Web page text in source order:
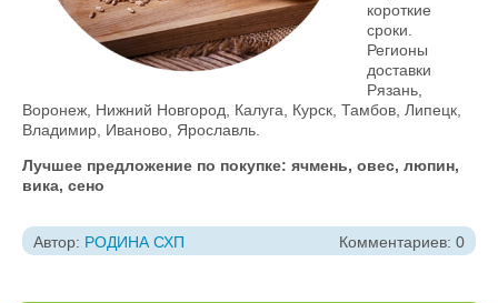
короткие
сроки.
Регионы
доставки
Рязань,
Воронеж, Нижний Новгород, Калуга, Курск, Тамбов, Липецк,
Владимир, Иваново, Ярославль.
Лучшее предложение по покупке: ячмень, овес, люпин,
вика, сено
Автор: РОДИНА СХП Комментариев: 0